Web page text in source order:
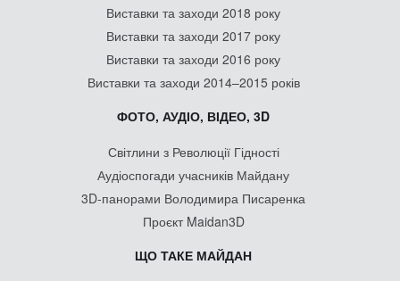
Виставки та заходи 2018 року
Виставки та заходи 2017 року
Виставки та заходи 2016 року
Виставки та заходи 2014–2015 років
ФОТО, АУДІО, ВІДЕО, 3D
Світлини з Революції Гідності
Аудіоспогади учасників Майдану
3D-панорами Володимира Писаренка
Проєкт Maidan3D
ЩО ТАКЕ МАЙДАН